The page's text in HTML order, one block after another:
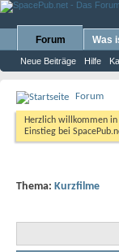
Forum
Neue Beiträge Hilfe
Was
Forum
Herzlich willkommen
Einstieg bei
Thema: Kurzfilme